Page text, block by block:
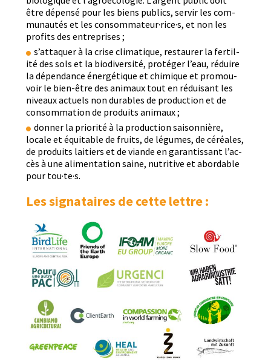
être dépen­sé pour les biens publics, servir les com­
mu­nautés et les consommateur·rice·s, et non les
prof­its des entreprises ;
s’at­ta­quer à la crise cli­ma­tique, restau­r­er la fer­til­
ité des sols et la bio­di­ver­sité, pro­téger l’eau, réduire
la dépen­dance énergé­tique et chim­ique et pro­mou­
voir le bien-être des ani­maux tout en réduisant les
niveaux actuels non durables de pro­duc­tion et de
con­som­ma­tion de pro­duits animaux ;
don­ner la pri­or­ité à la pro­duc­tion saison­nière,
locale et équitable de fruits, de légumes, de céréales,
de pro­duits laitiers et de viande en garan­tis­sant l’ac­
cès à une ali­men­ta­tion saine, nutri­tive et abor­d­able
pour tou·te·s.
Les signataires de cette lettre :